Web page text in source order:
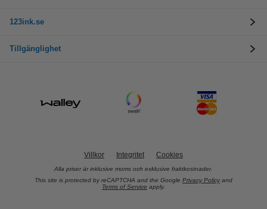
123ink.se
Tillgänglighet
Villkor Integritet Cookies
Alla priser är inklusive moms och exklusive fraktkostnader.
This site is protected by reCAPTCHA and the Google Privacy Policy and
Terms of Service apply.